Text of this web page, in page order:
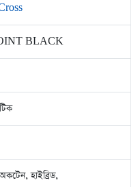
BLACK
হাইব্রিড,